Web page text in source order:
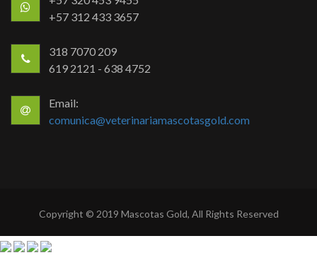
+57 312 433 3657
318 7070 209
619 2121 - 638 4752
Email:
comunica@veterinariamascotasgold.com
Copyright © 2019 Mascotas Gold, All Rights Reserved